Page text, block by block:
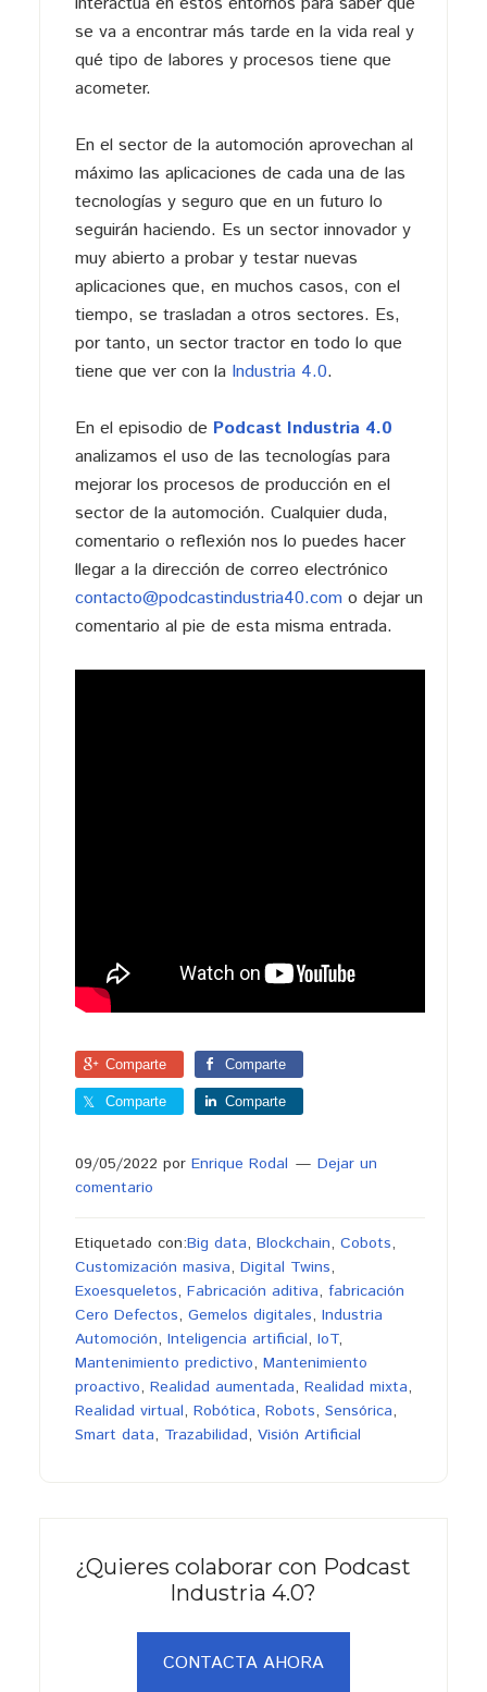
se va a encontrar más tarde en la vida real y
qué tipo de labores y procesos tiene que
acometer.
En el sector de la automoción aprovechan al
máximo las aplicaciones de cada una de las
tecnologías y seguro que en un futuro lo
seguirán haciendo. Es un sector innovador y
muy abierto a probar y testar nuevas
aplicaciones que, en muchos casos, con el
tiempo, se trasladan a otros sectores. Es,
por tanto, un sector tractor en todo lo que
tiene que ver con la Industria 4.0.
En el episodio de Podcast Industria 4.0
analizamos el uso de las tecnologías para
mejorar los procesos de producción en el
sector de la automoción. Cualquier duda,
comentario o reflexión nos lo puedes hacer
llegar a la dirección de correo electrónico
contacto@podcastindustria40.como dejar un
comentario al pie de esta misma entrada.
Comparte Comparte
Comparte Comparte
09/05/2022 por Enrique Rodal
Dejar un
comentario
Etiquetado con:Big data, Blockchain, Cobots,
Customización masiva, Digital Twins,
Exoesqueletos, Fabricación aditiva, fabricación
Cero Defectos, Gemelos digitales, Industria
Automoción, Inteligencia artificial, IoT,
Mantenimiento predictivo, Mantenimiento
proactivo, Realidad aumentada, Realidad mixta,
Realidad virtual, Robótica, Robots, Sensórica,
Smart data, Trazabilidad, Visión Artificial
¿Quieres colaborar con Podcast
Industria 4.0?
CONTACTA AHORA